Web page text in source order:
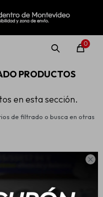

0
PRODUCTOS
en esta sección.
de filtrado o busca en otras
MI CUENTA
Rolling Repuestos